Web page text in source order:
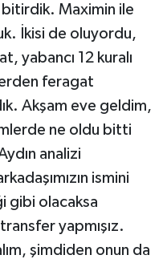
Maximin ile
İkisi de oluyordu,
yabancı 12 kuralı
feragat
Akşam eve geldim,
ne oldu bitti
analizi
ismini
gibi olacaksa
yapmışız.
şimdiden onun da